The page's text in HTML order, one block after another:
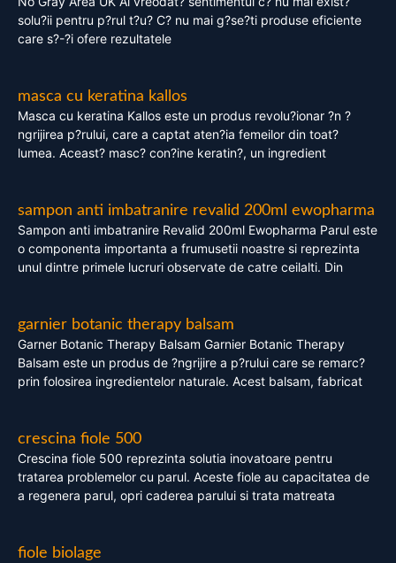
solu?ii pentru p?rul t?u? C? nu mai g?se?ti produse eficiente
care s?-?i ofere rezultatele
masca cu keratina kallos
Masca cu keratina Kallos este un produs revolu?ionar ?n ?
ngrijirea p?rului, care a captat aten?ia femeilor din toat?
lumea. Aceast? masc? con?ine keratin?, un ingredient
sampon anti imbatranire revalid 200ml ewopharma
Sampon anti imbatranire Revalid 200ml Ewopharma Parul este
o componenta importanta a frumusetii noastre si reprezinta
unul dintre primele lucruri observate de catre ceilalti. Din
garnier botanic therapy balsam
Garner Botanic Therapy Balsam Garnier Botanic Therapy
Balsam este un produs de ?ngrijire a p?rului care se remarc?
prin folosirea ingredientelor naturale. Acest balsam, fabricat
crescina fiole 500
Crescina fiole 500 reprezinta solutia inovatoare pentru
tratarea problemelor cu parul. Aceste fiole au capacitatea de
a regenera parul, opri caderea parului si trata matreata
fiole biolage